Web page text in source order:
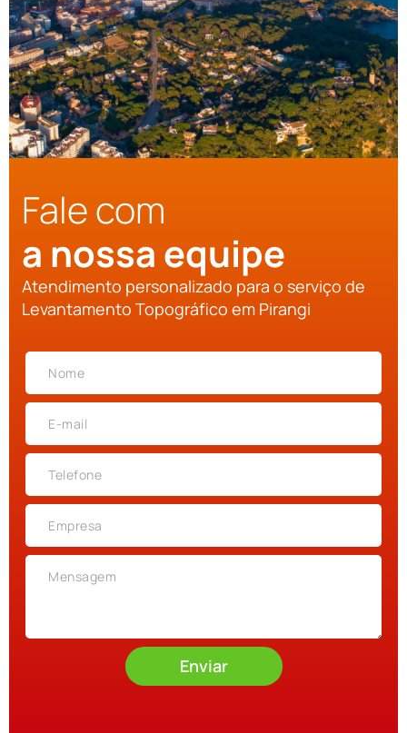
Fale com
a nossa equipe
Atendimento personalizado para o serviço de
Levantamento Topográfico em Pirangi
Enviar